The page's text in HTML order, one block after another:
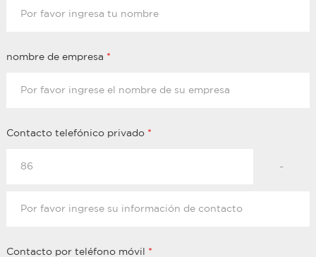
nombre de empresa *
Contacto telefónico privado *
-
Contacto por teléfono móvil *